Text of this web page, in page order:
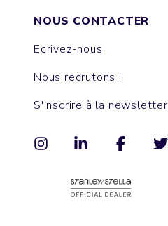
NOUS CONTACTER
Ecrivez-nous
Nous recrutons !
S'inscrire à la newsletter